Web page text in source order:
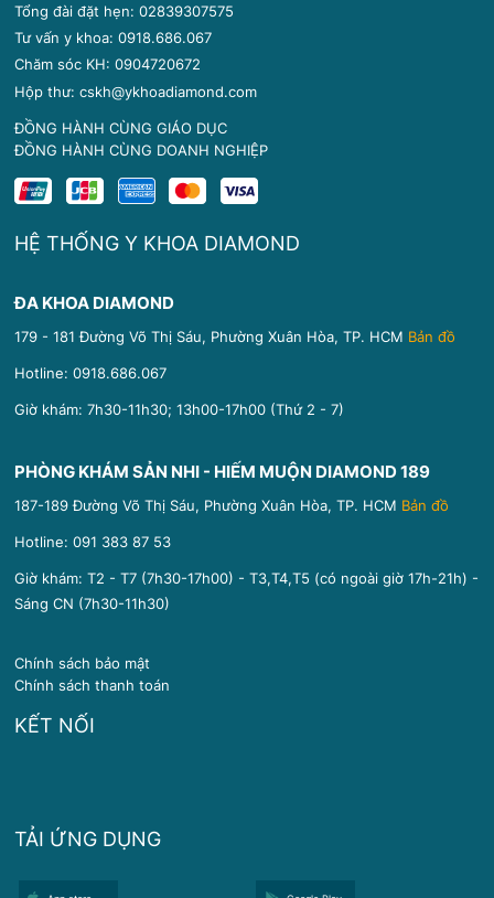
Tổng đài đặt hẹn: 02839307575
Tư vấn y khoa: 0918.686.067
Chăm sóc KH: 0904720672
Hộp thư: cskh@ykhoadiamond.com
ĐỒNG HÀNH CÙNG GIÁO DỤC
ĐỒNG HÀNH CÙNG DOANH NGHIỆP
HỆ THỐNG Y KHOA DIAMOND
ĐA KHOA DIAMOND
179 - 181 Đường Võ Thị Sáu, Phường Xuân Hòa, TP. HCM Bản đồ
Hotline:0918.686.067
Giờ khám: 7h30-11h30; 13h00-17h00 (Thứ 2 - 7)
PHÒNG KHÁM SẢN NHI - HIẾM MUỘN DIAMOND 189
187-189 Đường Võ Thị Sáu, Phường Xuân Hòa, TP. HCM Bản đồ
Hotline:091 383 87 53
Giờ khám: T2 - T7 (7h30-17h00) - T3,T4,T5 (có ngoài giờ 17h-21h) -
Sáng CN (7h30-11h30)
Chính sách bảo mật
Chính sách thanh toán
KẾT NỐI
TẢI ỨNG DỤNG